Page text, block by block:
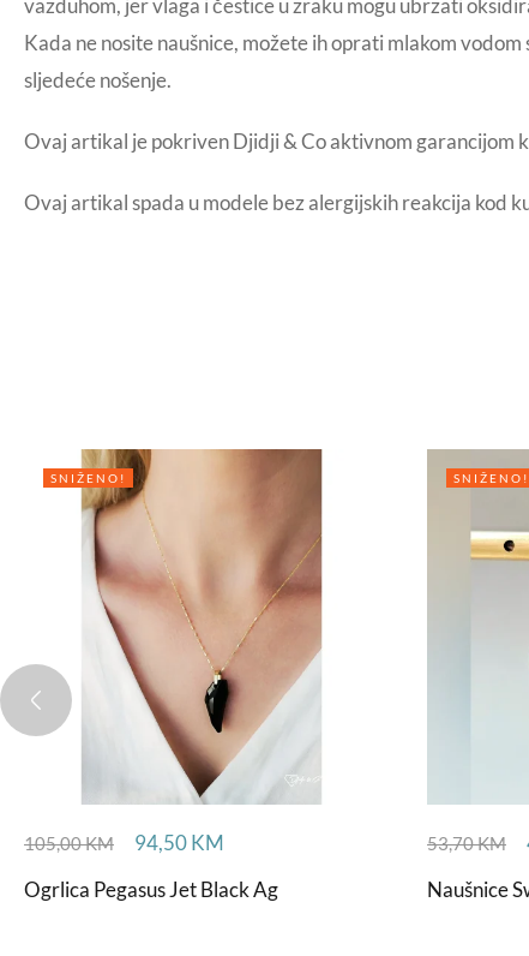
vazduhom, jer vlaga i čestice u zraku mogu ubrzati
Kada ne nosite naušnice, možete ih oprati mlakom
sljedeće nošenje.
Ovaj artikal je pokriven Djidji & Co aktivnom garancijom
Ovaj artikal spada u modele bez alergijskih reakcija kod
SNIŽENO!
105,00KM 94,50KM
Ogrlica Pegasus Jet Black Ag
SNIŽENO!
53,70KM
Naušnice